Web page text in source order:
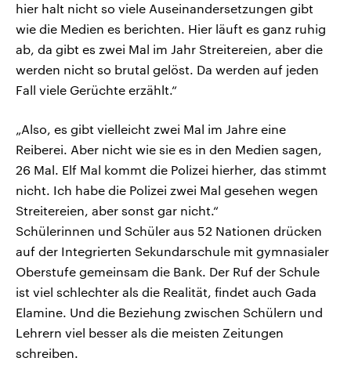
hier halt nicht so viele Auseinandersetzungen gibt
wie die Medien es berichten. Hier läuft es ganz ruhig
ab, da gibt es zwei Mal im Jahr Streitereien, aber die
werden nicht so brutal gelöst. Da werden auf jeden
Fall viele Gerüchte erzählt.“
„Also, es gibt vielleicht zwei Mal im Jahre eine
Reiberei. Aber nicht wie sie es in den Medien sagen,
26 Mal. Elf Mal kommt die Polizei hierher, das stimmt
nicht. Ich habe die Polizei zwei Mal gesehen wegen
Streitereien, aber sonst gar nicht.“
Schülerinnen und Schüler aus 52 Nationen drücken
auf der Integrierten Sekundarschule mit gymnasialer
Oberstufe gemeinsam die Bank. Der Ruf der Schule
ist viel schlechter als die Realität, findet auch Gada
Elamine. Und die Beziehung zwischen Schülern und
Lehrern viel besser als die meisten Zeitungen
schreiben.